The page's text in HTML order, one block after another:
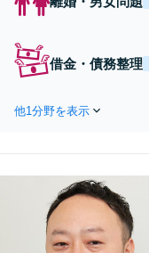
借金・債務整理
他1分野を表示